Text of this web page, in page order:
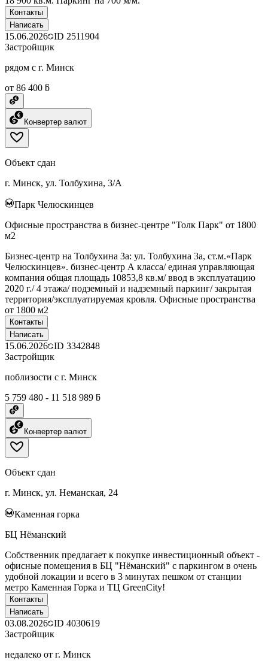
Контакты
Написать
15.06.2026 ID 2511904
Застройщик
рядом с г. Минск
от 86 400 ƃ
Конвертер валют
Объект сдан
г. Минск, ул. Толбухина, 3/А
Парк Челюскинцев
Офисные пространства в бизнес-центре "Толк Парк" от 1800
м2
Бизнес-центр на Толбухина 3а: ул. Толбухина 3а, ст.м.«Парк
Челюскинцев». бизнес-центр А класса/ единая управляющая
компания общая площадь 10853,8 кв.м/ ввод в эксплуатацию
2020 г./ 4 этажа/ подземный и надземный паркинг/ закрытая
территория/эксплуатируемая кровля. Офисные пространства
от 1800 м2
Контакты
Написать
15.06.2026 ID 3342848
Застройщик
поблизости с г. Минск
5 759 480 - 11 518 989 ƃ
Конвертер валют
Объект сдан
г. Минск, ул. Неманская, 24
Каменная горка
БЦ Нёманский
Собственник предлагает к покупке инвестиционный объект -
офисные помещения в БЦ "Нёманский" с паркингом в очень
удобной локации и всего в 3 минутах пешком от станции
метро Каменная Горка и ТЦ GreenCity!
Контакты
Написать
03.08.2026 ID 4030619
Застройщик
недалеко от г. Минск